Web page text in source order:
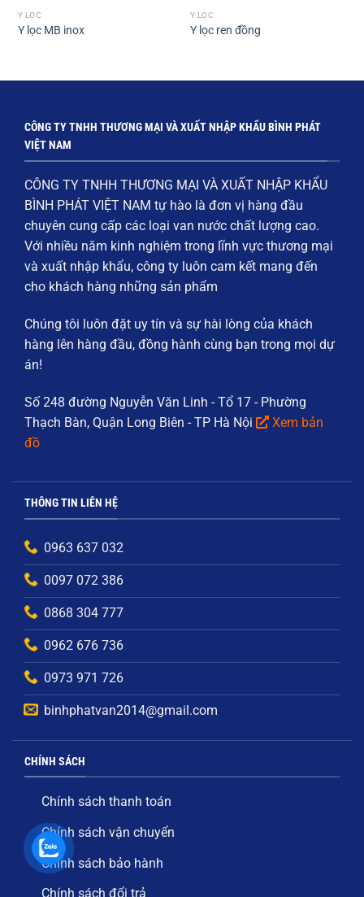
Y LỌC
Y lọc MB inox
Y LỌC
Y lọc ren đồng
CÔNG TY TNHH THƯƠNG MẠI VÀ XUẤT NHẬP KHẨU BÌNH PHÁT
VIỆT NAM
CÔNG TY TNHH THƯƠNG MẠI VÀ XUẤT NHẬP KHẨU
BÌNH PHÁT VIỆT NAM tự hào là đơn vị hàng đầu
chuyên cung cấp các loại van nước chất lượng cao.
Với nhiều năm kinh nghiệm trong lĩnh vực thương mại
và xuất nhập khẩu, công ty luôn cam kết mang đến
cho khách hàng những sản phẩm
Chúng tôi luôn đặt uy tín và sự hài lòng của khách
hàng lên hàng đầu, đồng hành cùng bạn trong mọi dự
án!
Số 248 đường Nguyễn Văn Linh - Tổ 17 - Phường
Thạch Bàn, Quận Long Biên - TP Hà Nội
Xem bản
đồ
THÔNG TIN LIÊN HỆ
0963 637 032
0097 072 386
0868 304 777
0962 676 736
0973 971 726
binhphatvan2014@gmail.com
CHÍNH SÁCH
Chính sách thanh toán
Chính sách vận chuyển
Chính sách bảo hành
Chính sách đổi trả